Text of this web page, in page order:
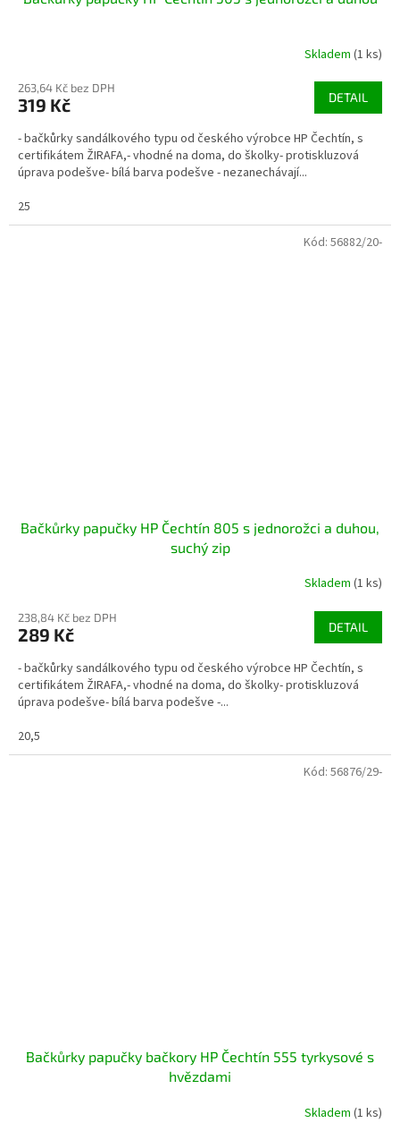
Skladem (1 ks)
263,64 Kč bez DPH
319 Kč DETAIL
- bačkůrky sandálkového typu od českého výrobce HP Čechtín, s
certifikátem ŽIRAFA,- vhodné na doma, do školky- protiskluzová
úprava podešve- bílá barva podešve - nezanechávají...
25
Bačkůrky papučky HP Čechtín 805 s jednorožci a duhou,
suchý zip
Skladem (1 ks)
238,84 Kč bez DPH
289 Kč DETAIL
- bačkůrky sandálkového typu od českého výrobce HP Čechtín, s
certifikátem ŽIRAFA,- vhodné na doma, do školky- protiskluzová
úprava podešve- bílá barva podešve -...
20,5
Kód: 56882/20-
Bačkůrky papučky bačkory HP Čechtín 555 tyrkysové s
hvězdami
Skladem (1 ks)
Kód: 56876/29-